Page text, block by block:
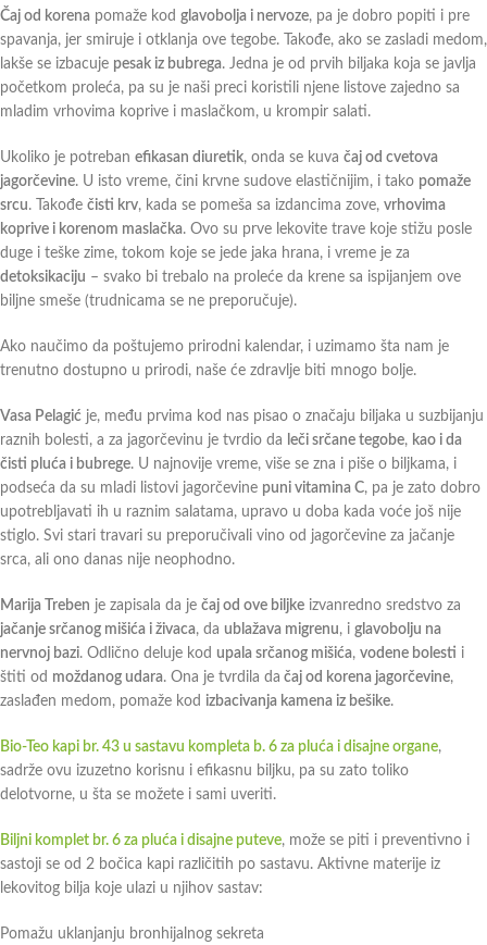
Čaj od korena pomaže kod glavobolja i nervoze, pa je dobro popiti i pre
spavanja, jer smiruje i otklanja ove tegobe. Takođe, ako se zasladi medom,
lakše se izbacuje pesak iz bubrega. Jedna je od prvih biljaka koja se javlja
početkom proleća, pa su je naši preci koristili njene listove zajedno sa
mladim vrhovima koprive i maslačkom, u krompir salati.
Ukoliko je potreban efikasan diuretik, onda se kuva čaj od cvetova
jagorčevine. U isto vreme, čini krvne sudove elastičnijim, i tako pomaže
srcu. Takođe čisti krv, kada se pomeša sa izdancima zove, vrhovima
koprive i korenom maslačka. Ovo su prve lekovite trave koje stižu posle
duge i teške zime, tokom koje se jede jaka hrana, i vreme je za
detoksikaciju – svako bi trebalo na proleće da krene sa ispijanjem ove
biljne smeše (trudnicama se ne preporučuje).
Ako naučimo da poštujemo prirodni kalendar, i uzimamo šta nam je
trenutno dostupno u prirodi, naše će zdravlje biti mnogo bolje.
Vasa Pelagić je, među prvima kod nas pisao o značaju biljaka u suzbijanju
raznih bolesti, a za jagorčevinu je tvrdio da leči srčane tegobe, kao i da
čisti pluća i bubrege. U najnovije vreme, više se zna i piše o biljkama, i
podseća da su mladi listovi jagorčevine puni vitamina C, pa je zato dobro
upotrebljavati ih u raznim salatama, upravo u doba kada voće još nije
stiglo. Svi stari travari su preporučivali vino od jagorčevine za jačanje
srca, ali ono danas nije neophodno.
Marija Treben je zapisala da je čaj od ove biljke izvanredno sredstvo za
jačanje srčanog mišića i živaca, da ublažava migrenu, i glavobolju na
nervnoj bazi. Odlično deluje kod upala srčanog mišića, vodene bolesti i
štiti od moždanog udara. Ona je tvrdila da čaj od korena jagorčevine,
zaslađen medom, pomaže kod izbacivanja kamena iz bešike.
Bio-Teo kapi br. 43 u sastavu kompleta b. 6 za pluća i disajne organe,
sadrže ovu izuzetno korisnu i efikasnu biljku, pa su zato toliko
delotvorne, u šta se možete i sami uveriti.
Biljni komplet br. 6 za pluća i disajne puteve, može se piti i preventivno i
sastoji se od 2 bočica kapi različitih po sastavu. Aktivne materije iz
lekovitog bilja koje ulazi u njihov sastav:
Pomažu uklanjanju bronhijalnog sekreta